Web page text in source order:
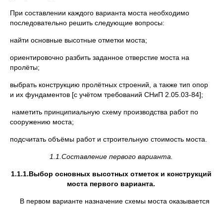
При составлении каждого варианта моста необходимо
последовательно решить следующие вопросы:
найти основные высотные отметки моста;
ориентировочно разбить заданное отверстие моста на
пролёты;
выбрать конструкцию пролётных строений, а также тип опор
и их фундаментов [с учётом требований СНиП 2.05.03-84];
наметить принципиальную схему производства работ по
сооружению моста;
подсчитать объёмы работ и строительную стоимость моста.
1.1.Составление первого варианта.
1.1.1.Выбор основных высотных отметок и конструкций
моста первого варианта.
В первом варианте назначение схемы моста оказывается